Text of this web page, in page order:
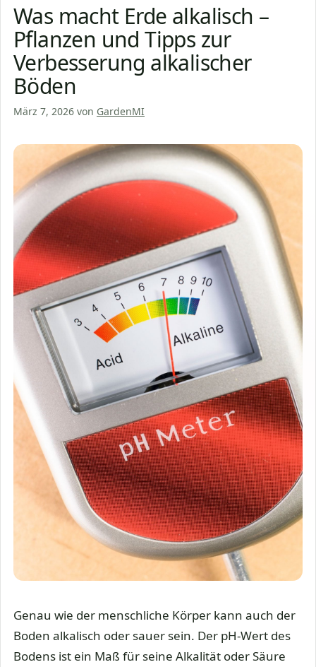
Was macht Erde alkalisch –
Pflanzen und Tipps zur
Verbesserung alkalischer
Böden
März 7, 2026 von GardenMI
Genau wie der menschliche Körper kann auch der
Boden alkalisch oder sauer sein. Der pH-Wert des
Bodens ist ein Maß für seine Alkalität oder Säure